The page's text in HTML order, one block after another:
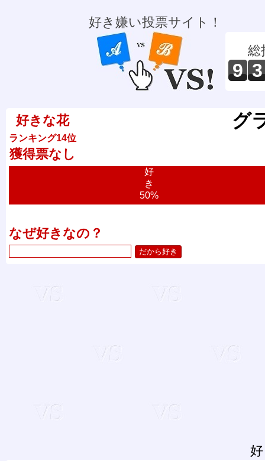
好き嫌い投票サイト！
総
9 3
好きな花
ランキング14位
獲得票なし
グ
好
き
50%
なぜ好きなの？